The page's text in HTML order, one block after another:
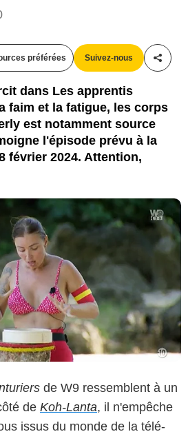
préférées Suivez-nous
dans Les apprentis
faim et la fatigue, les corps
est notamment source
l'épisode prévu à la
février 2024. Attention,
de W9 ressemblent à un
de Koh-Lanta, il n'empêche
issus du monde de la télé-